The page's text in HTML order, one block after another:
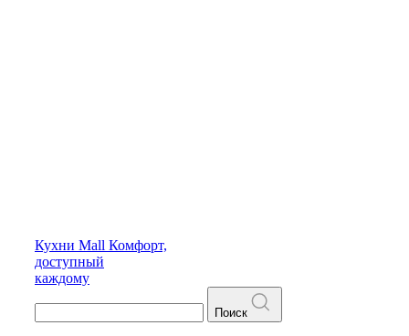
Кухни Mall Комфорт,
доступный
каждому
Поиск